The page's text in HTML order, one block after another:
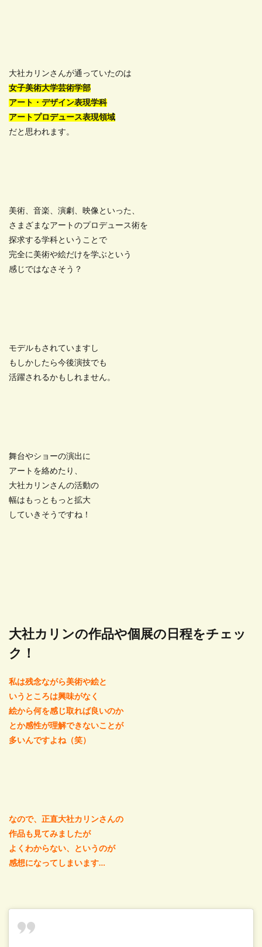
大社カリンさんが通っていたのは
女子美術大学芸術学部
アート・デザイン表現学科
アートプロデュース表現領域
だと思われます。
美術、音楽、演劇、映像といった、
さまざまなアートのプロデュース術を
探求する学科ということで
完全に美術や絵だけを学ぶという
感じではなさそう？
モデルもされていますし
もしかしたら今後演技でも
活躍されるかもしれません。
舞台やショーの演出に
アートを絡めたり、
大社カリンさんの活動の
幅はもっともっと拡大
していきそうですね！
大社カリンの作品や個展の日程をチェッ
ク！
私は残念ながら美術や絵と
いうところは興味がなく
絵から何を感じ取れば良いのか
とか感性が理解できないことが
多いんですよね（笑）
なので、正直大社カリンさんの
作品も見てみましたが
よくわからない、というのが
感想になってしまいます…